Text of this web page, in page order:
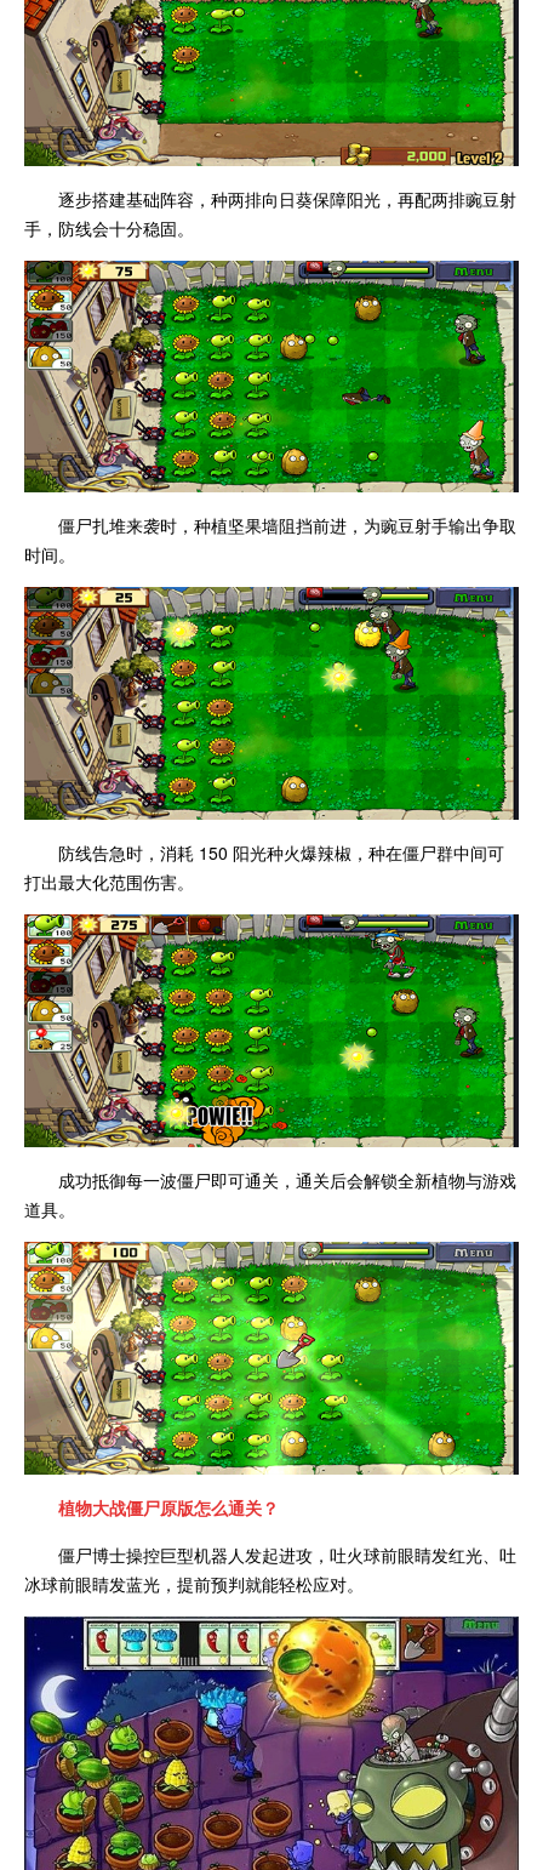
逐步搭建基础阵容，种两排向日葵保障阳光，再配两排豌豆射
手，防线会十分稳固。
僵尸扎堆来袭时，种植坚果墙阻挡前进，为豌豆射手输出争取
时间。
防线告急时，消耗 150 阳光种火爆辣椒，种在僵尸群中间可
打出最大化范围伤害。
成功抵御每一波僵尸即可通关，通关后会解锁全新植物与游戏
道具。
植物大战僵尸原版怎么通关？
僵尸博士操控巨型机器人发起进攻，吐火球前眼睛发红光、吐
冰球前眼睛发蓝光，提前预判就能轻松应对。